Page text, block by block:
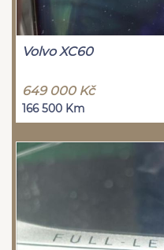
Volvo XC60
649 000 Kč
166 500 Km